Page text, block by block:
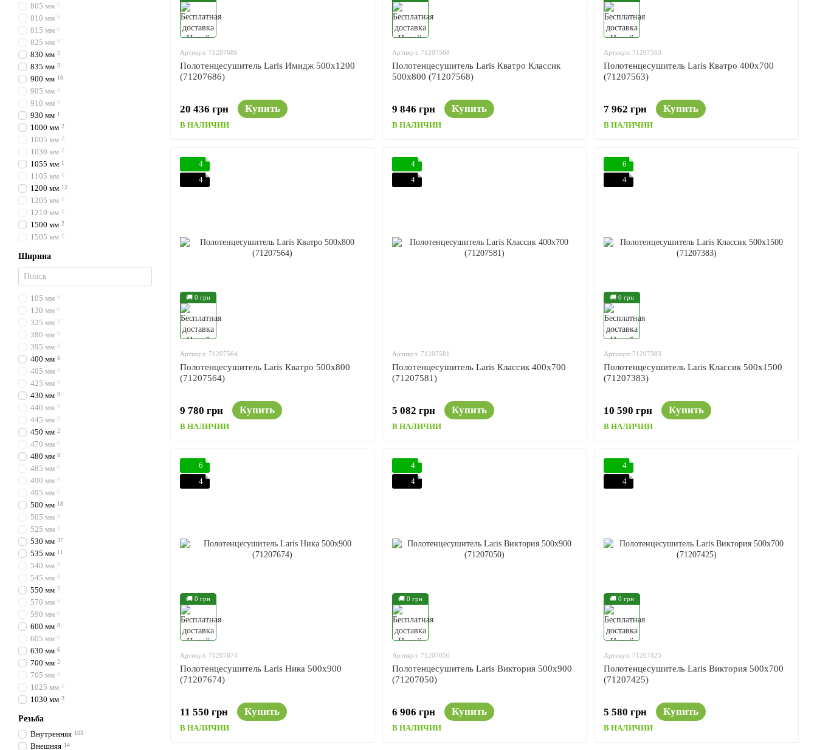
Артикул: 71207686
Полотенцесушитель Laris Имидж 500x1200
(71207686)
20 436 грн Купить
В НАЛИЧИИ
Артикул: 71207568
Полотенцесушитель Laris Кватро Классик
500x800 (71207568)
9 846 грн Купить
В НАЛИЧИИ
Артикул: 71207563
Полотенцесушитель Laris Кватро 400x700
(71207563)
7 962 грн Купить
В НАЛИЧИИ
🚚 0 грн
4
4
Артикул: 71207564
Полотенцесушитель Laris Кватро 500x800
(71207564)
9 780 грн Купить
В НАЛИЧИИ
4
4
Артикул: 71207581
Полотенцесушитель Laris Классик 400x700
(71207581)
5 082 грн Купить
В НАЛИЧИИ
🚚 0 грн
6
4
Артикул: 71207383
Полотенцесушитель Laris Классик 500x1500
(71207383)
10 590 грн Купить
В НАЛИЧИИ
🚚 0 грн
6
4
Артикул: 71207674
Полотенцесушитель Laris Ника 500x900
(71207674)
11 550 грн Купить
В НАЛИЧИИ
🚚 0 грн
4
4
Артикул: 71207050
Полотенцесушитель Laris Виктория 500x900
(71207050)
6 906 грн Купить
В НАЛИЧИИ
🚚 0 грн
4
4
Артикул: 71207425
Полотенцесушитель Laris Виктория 500x700
(71207425)
5 580 грн Купить
В НАЛИЧИИ
805 мм 0
810 мм 0
815 мм 0
825 мм 0
830 мм 5
835 мм 3
900 мм 16
905 мм 0
910 мм 0
930 мм 1
1000 мм 2
1005 мм 0
1030 мм 0
1055 мм 1
1105 мм 0
1200 мм 12
1205 мм 0
1210 мм 0
1500 мм 2
1505 мм 0
Ширина
105 мм 0
130 мм 0
325 мм 0
380 мм 0
395 мм 0
400 мм 6
405 мм 0
425 мм 0
430 мм 9
440 мм 0
445 мм 0
450 мм 2
470 мм 0
480 мм 8
485 мм 0
490 мм 0
495 мм 0
500 мм 18
505 мм 0
525 мм 0
530 мм 37
535 мм 11
540 мм 0
545 мм 0
550 мм 7
570 мм 0
590 мм 0
600 мм 8
605 мм 0
630 мм 6
700 мм 2
705 мм 0
1025 мм 0
1030 мм 3
Резьба
Внутренняя 103
Внешняя 14